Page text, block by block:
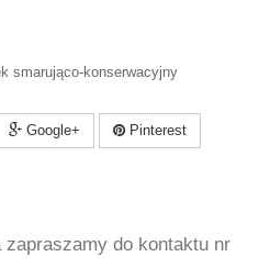
smarująco-konserwacyjny
Google+ Pinterest
do kontaktu nr